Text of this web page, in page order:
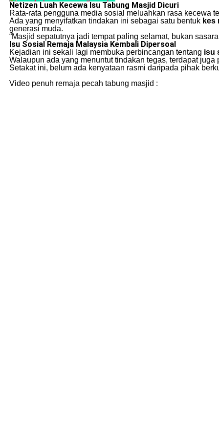
Netizen Luah Kecewa Isu Tabung Masjid Dicuri
Rata-rata pengguna media sosial meluahkan rasa kecewa
Ada yang menyifatkan tindakan ini sebagai satu bentuk kes
generasi muda.
“Masjid sepatutnya jadi tempat paling selamat, bukan
Isu Sosial Remaja Malaysia Kembali Dipersoal
Kejadian ini sekali lagi membuka perbincangan tentang isu
Walaupun ada yang menuntut tindakan tegas, terdapat
Setakat ini, belum ada kenyataan rasmi daripada pihak
Video penuh remaja pecah tabung masjid :